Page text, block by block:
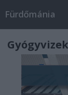
Fürdőmánia